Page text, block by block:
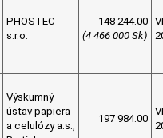
PHOSTEC
s.r.o.
148 244.00
(4 466 000 Sk)
Výskumný
ústav papiera
a celulózy a.s.,
197 984.00